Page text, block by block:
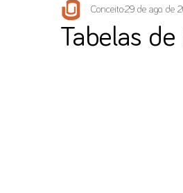
Tabelas
Conceito29 de ago. de